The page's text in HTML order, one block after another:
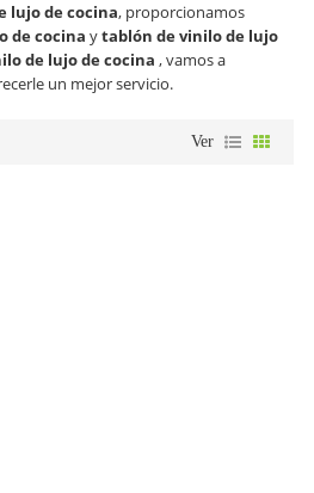
lujo de cocina, proporcionamos
de cocina ytablón de vinilo de lujo
de lujo de cocina , vamos a
un mejor servicio.
Ver